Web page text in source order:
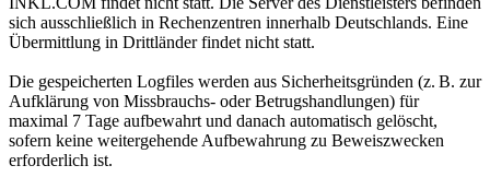
sich ausschließlich in Rechenzentren innerhalb Deutschlands. Eine
Übermittlung in Drittländer findet nicht statt.
Die gespeicherten Logfiles werden aus Sicherheitsgründen (z. B. zur
Aufklärung von Missbrauchs- oder Betrugshandlungen) für
maximal 7 Tage aufbewahrt und danach automatisch gelöscht,
sofern keine weitergehende Aufbewahrung zu Beweiszwecken
erforderlich ist.